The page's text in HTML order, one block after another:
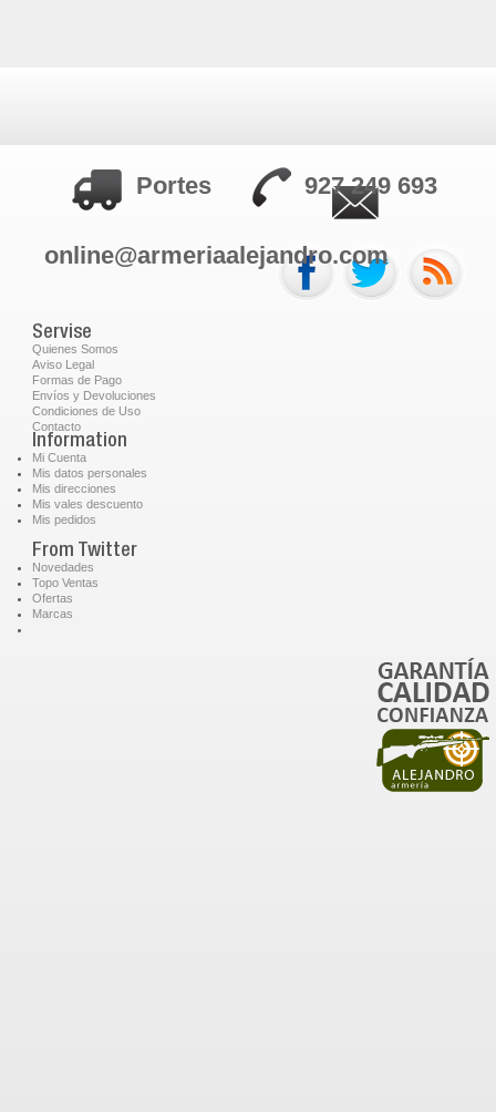
Portes 927 249 693
online@armeriaalejandro.com
Servise
Quienes Somos
Aviso Legal
Formas de Pago
Envíos y Devoluciones
Condiciones de Uso
Contacto
Information
Mi Cuenta
Mis datos personales
Mis direcciones
Mis vales descuento
Mis pedidos
From Twitter
Novedades
Topo Ventas
Ofertas
Marcas